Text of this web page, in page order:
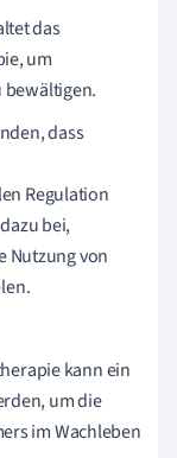
das
um
dass
Regulation
bei,
Nutzung von
kann ein
um die
im Wachleben